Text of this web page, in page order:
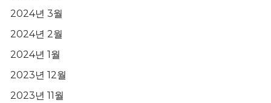
2024년 3월
2024년 2월
2024년 1월
2023년 12월
2023년 11월